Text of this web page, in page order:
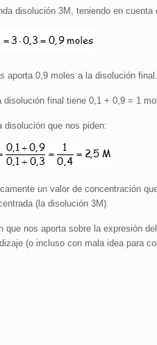
disolución 3M, teniendo en
aporta 0,9 moles a la disolución final.
disolución final tiene 0,1 + 0,9 = 1
disolución que nos piden:
un valor de concentración
(la disolución 3M).
que nos aporta sobre la expresión
(o incluso con mala idea para